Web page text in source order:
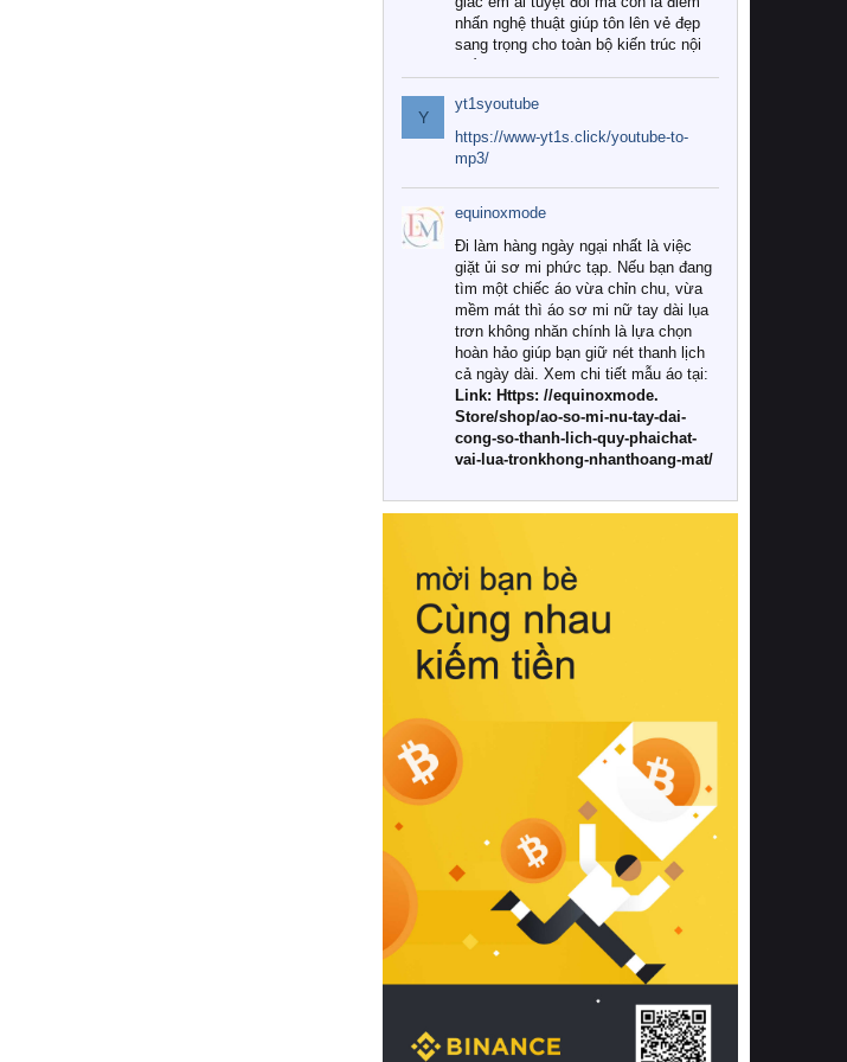
nhấn nghệ thuật giúp tôn lên vẻ đẹp
sang trọng cho toàn bộ kiến trúc nội
Tuy nhiên, giữa thị trường đa dạng
với vô vàn thương hiệu và mẫu mã
như hiện nay, làm thế nào để chọn
được những bộ chăn ga gối đệm cao
cấp thực sự chất lượng, phù hợp với
khí hậu và nhu cầu sử dụng của gia
đình? Hãy cùng chúng tôi đi tìm lời
giải đáp chi tiết qua bài viết dưới đây.
1. Tại sao các gia đình hiện đại lại ưa
chuộng chăn ga gối đệm cao cấp?
Khác với các dòng sản phẩm thông
thường, những bộ chăn ga gối đệm
cao cấp trải qua quy trình sản xuất
nghiêm ngặt từ khâu chọn lọc nguyên
liệu tự nhiên đến công nghệ dệt
nhuộm hiện đại không chứa hóa chất
này, bạn sẽ cảm nhận rõ rệt sự khác
hồi chuẩn xác của phần đệm nâng đỡ
cột sống.
Bên cạnh đó, việc lựa chọn các dòng
sản phẩm đạt chuẩn chất lượng quốc
tế còn giúp ngăn ngừa tình trạng kích
khuẩn và nấm mốc trong điều kiện
thời tiết nóng ẩm. Bạn có thể tìm hiểu
thêm các nghiên cứu khoa học về tác
động của giấc ngủ và môi trường
phòng ngủ đối với sức khỏe con
người tại Sleep Foundation (External
Link) để có cái nhìn toàn diện hơn.
2. Các tiêu chí vàng khi lựa chọn
chăn ga gối đệm cao cấp cho phòng
ngủ
Để sở hữu một bộ chăn ga gối đệm
cao cấp hoàn hảo cả về thẩm mỹ lẫn
công năng, người tiêu dùng cần cân
nhắc kỹ lưỡng các tiêu chí quan trọng
Y
yt1syoutube
https://www-yt1s.click/youtube-to-
mp3/
equinoxmode
Đi làm hàng ngày ngại nhất là việc
giặt ủi sơ mi phức tạp. Nếu bạn đang
tìm một chiếc áo vừa chỉn chu, vừa
mềm mát thì áo sơ mi nữ tay dài lụa
trơn không nhăn chính là lựa chọn
hoàn hảo giúp bạn giữ nét thanh lịch
cả ngày dài. Xem chi tiết mẫu áo tại:
Link: Https: //equinoxmode.
Store/shop/ao-so-mi-nu-tay-dai-
cong-so-thanh-lich-quy-phaichat-
vai-lua-tronkhong-nhanthoang-mat/